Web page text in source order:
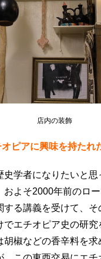
店内の装飾
ピアに興味を持たれ
史学者になりたいと
およそ2000年前のロ
する講義を受けて、
でエチオピア史の研
胡椒などの香辛料を